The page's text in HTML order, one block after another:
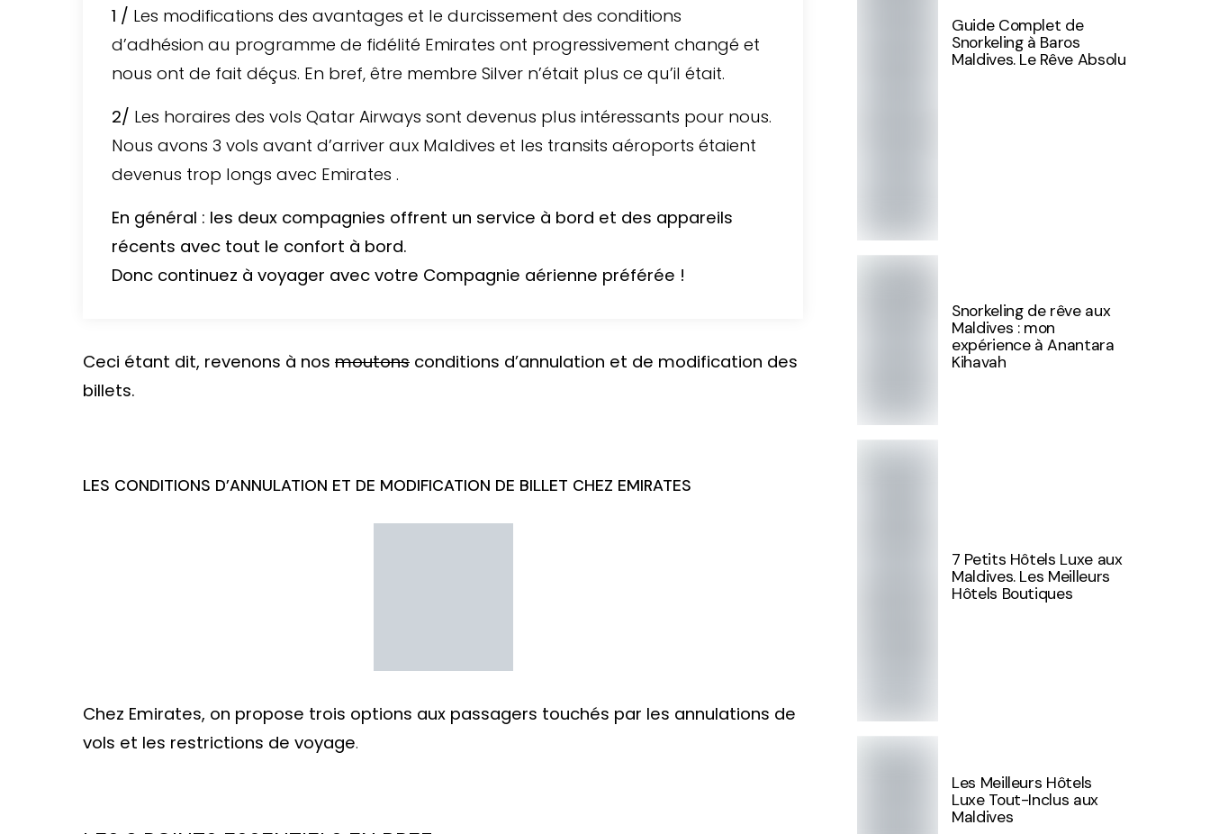
1 / Les modifications des avantages et le durcissement des conditions
d’adhésion au programme de fidélité Emirates ont progressivement changé et
nous ont de fait déçus. En bref, être membre Silver n’était plus ce qu’il était.
2/ Les horaires des vols Qatar Airways sont devenus plus intéressants pour nous.
Nous avons 3 vols avant d’arriver aux Maldives et les transits aéroports étaient
devenus trop longs avec Emirates .
En général : les deux compagnies offrent un service à bord et des appareils
récents avec tout le confort à bord.
Donc continuez à voyager avec votre Compagnie aérienne préférée !
Ceci étant dit, revenons à nos moutons conditions d’annulation et de modification des
billets.
LES CONDITIONS D’ANNULATION ET DE MODIFICATION DE BILLET CHEZ EMIRATES
Chez Emirates, on propose trois options aux passagers touchés par les annulations de
vols et les restrictions de voyage.
Guide Complet de
Snorkeling à Baros
Maldives. Le Rêve Absolu
Snorkeling de rêve aux
Maldives : mon
expérience à Anantara
Kihavah
7 Petits Hôtels Luxe aux
Maldives. Les Meilleurs
Hôtels Boutiques
Les Meilleurs Hôtels
Luxe Tout-Inclus aux
Maldives